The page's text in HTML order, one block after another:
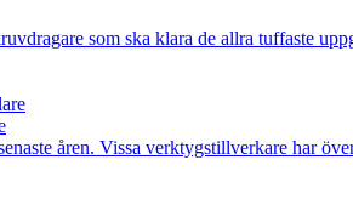
som ska klara de allra tuffaste
åren. Vissa verktygstillverkare har